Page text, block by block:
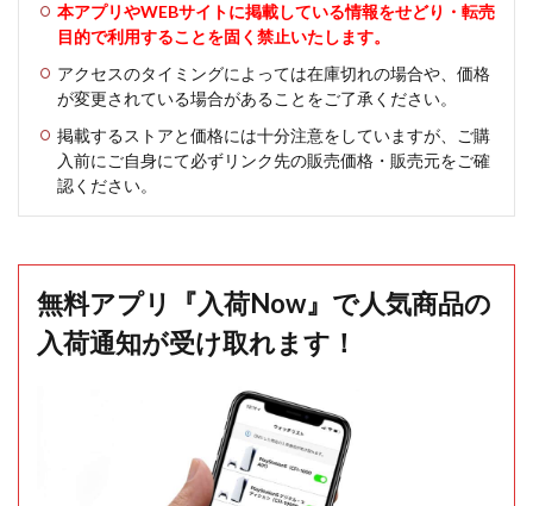
本アプリやWEBサイトに掲載している情報をせどり・転売
目的で利用することを固く禁止いたします。
アクセスのタイミングによっては在庫切れの場合や、価格
が変更されている場合があることをご了承ください。
掲載するストアと価格には十分注意をしていますが、ご購
入前にご自身にて必ずリンク先の販売価格・販売元をご確
認ください。
無料アプリ『入荷Now』で人気商品の
入荷通知が受け取れます！